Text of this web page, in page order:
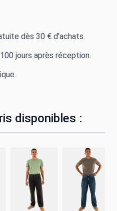
dès 30 € d'achats.
jours après réception.
disponibles :